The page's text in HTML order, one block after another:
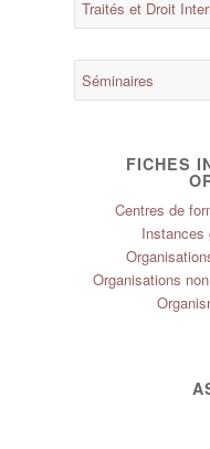
FICHES
Centres de
Instances
Organisations